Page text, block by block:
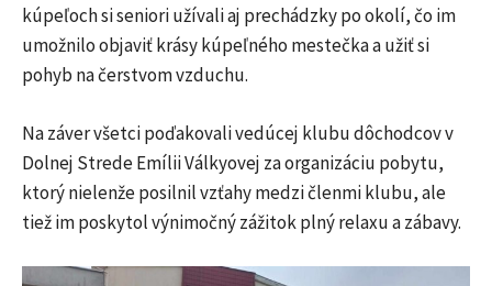
kúpeľoch si seniori užívali aj prechádzky po okolí, čo im
umožnilo objaviť krásy kúpeľného mestečka a užiť si
pohyb na čerstvom vzduchu.
Na záver všetci poďakovali vedúcej klubu dôchodcov v
Dolnej Strede Emílii Válkyovej za organizáciu pobytu,
ktorý nielenže posilnil vzťahy medzi členmi klubu, ale
tiež im poskytol výnimočný zážitok plný relaxu a zábavy.